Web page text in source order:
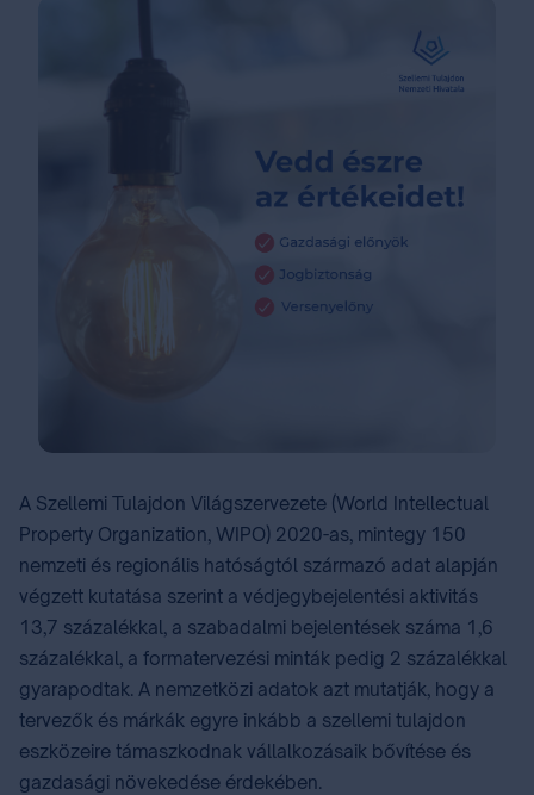
A Szellemi Tulajdon Világszervezete (World Intellectual
Property Organization, WIPO) 2020-as, mintegy 150
nemzeti és regionális hatóságtól származó adat alapján
végzett kutatása szerint a védjegybejelentési aktivitás
13,7 százalékkal, a szabadalmi bejelentések száma 1,6
százalékkal, a formatervezési minták pedig 2 százalékkal
gyarapodtak. A nemzetközi adatok azt mutatják, hogy a
tervezők és márkák egyre inkább a szellemi tulajdon
eszközeire támaszkodnak vállalkozásaik bővítése és
gazdasági növekedése érdekében.